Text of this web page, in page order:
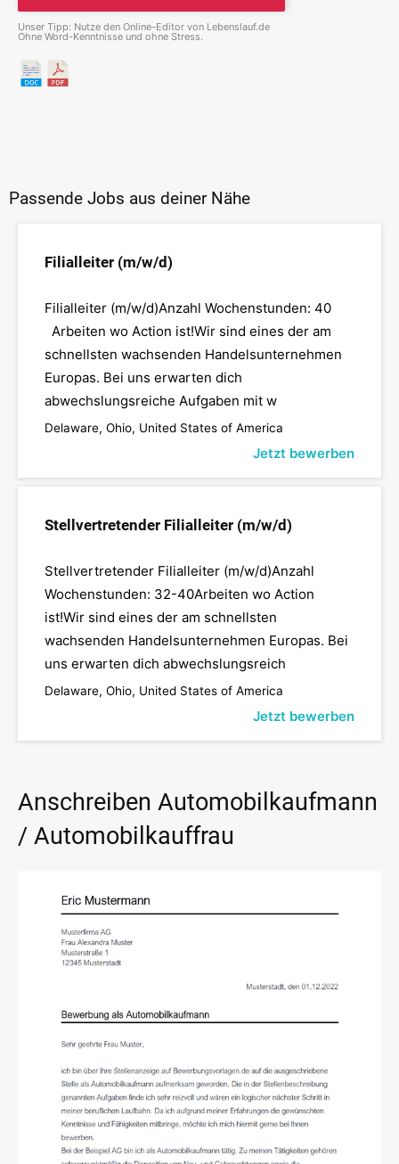
Unser Tipp: Nutze den Online-Editor von Lebenslauf.de
Ohne Word-Kenntnisse und ohne Stress.
Passende Jobs aus deiner Nähe
Filialleiter (m/w/d)
Filialleiter (m/w/d)Anzahl Wochenstunden: 40
Arbeiten wo Action ist!Wir sind eines der am
schnellsten wachsenden Handelsunternehmen
Europas. Bei uns erwarten dich
abwechslungsreiche Aufgaben mit w
Delaware, Ohio, United States of America
Jetzt bewerben
Stellvertretender Filialleiter (m/w/d)
Stellvertretender Filialleiter (m/w/d)Anzahl
Wochenstunden: 32-40Arbeiten wo Action
ist!Wir sind eines der am schnellsten
wachsenden Handelsunternehmen Europas. Bei
uns erwarten dich abwechslungsreich
Delaware, Ohio, United States of America
Jetzt bewerben
Anschreiben Automobilkaufmann
/ Automobilkauffrau